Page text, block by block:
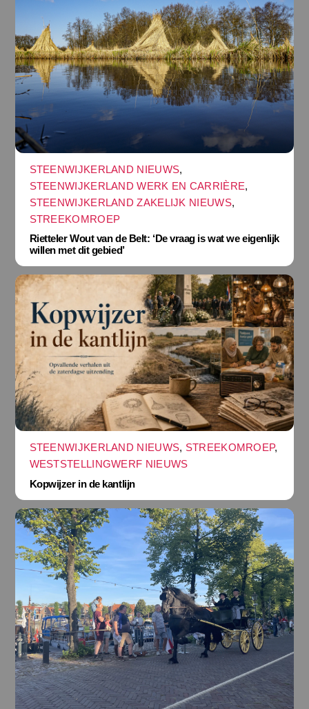
STEENWIJKERLAND NIEUWS,
STEENWIJKERLAND WERK EN CARRIÈRE,
STEENWIJKERLAND ZAKELIJK NIEUWS,
STREEKOMROEP
Rietteler Wout van de Belt: ‘De vraag is wat we eigenlijk
willen met dit gebied’
STEENWIJKERLAND NIEUWS, STREEKOMROEP,
WESTSTELLINGWERF NIEUWS
Kopwijzer in de kantlijn